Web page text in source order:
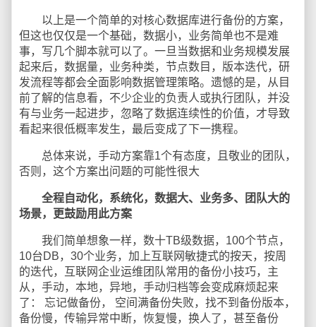
以上是一个简单的对核心数据库进行备份的方案，
但这也仅仅是一个基础，数据小，业务简单也不是难
事，写几个脚本就可以了。一旦当数据和业务规模发展
起来后，数据量，业务种类，节点数目，版本迭代，研
发流程等都会全面影响数据管理策略。遗憾的是，从目
前了解的信息看，不少企业的负责人或执行团队，并没
有与业务一起进步，忽略了数据连续性的价值，才导致
看起来很低概率发生，最后变成了下一携程。
总体来说，手动方案靠1个有态度，且敬业的团队，
否则，这个方案出问题的可能性很大
全程自动化，系统化，数据大、业务多、团队大的
场景，更鼓励用此方案
我们简单想象一样，数十TB级数据，100个节点，
10台DB，30个业务，加上互联网敏捷式的按天，按周
的迭代，互联网企业运维团队常用的备份小技巧，主
从，手动，本地，异地，手动归档等会变成麻烦起来
了： 忘记做备份， 空间满备份失败，找不到备份版本，
备份慢，传输异常中断，恢复慢，换人了，甚至备份